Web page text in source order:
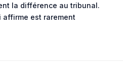
la différence au tribunal.
affirme est rarement